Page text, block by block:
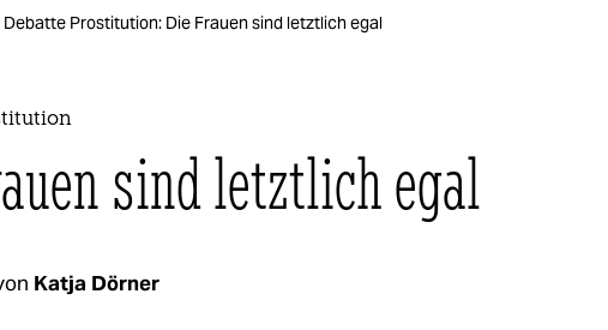
Debatte Prostitution: Die Frauen sind letztlich egal
sind letztlich egal
Katja Dörner